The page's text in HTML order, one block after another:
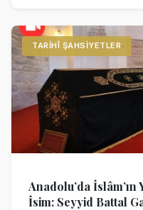
TARIHÎ ŞAHSIYETLER
Anadolu’da İslâm’ın
İsim: Seyyid Battal